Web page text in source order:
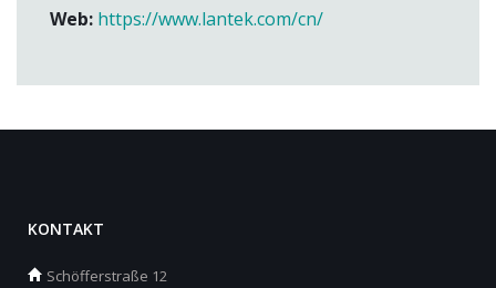
Web: https://www.lantek.com/cn/
KONTAKT
Schöfferstraße 12